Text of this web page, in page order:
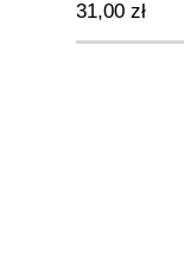
31,00 zł